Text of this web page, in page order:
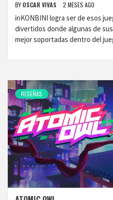
BY OSCAR VIVAS 2 MESES AGO
inKONBINI logra ser de esos
divertidos donde algunas de
mejor soportadas dentro del
RESEÑAS